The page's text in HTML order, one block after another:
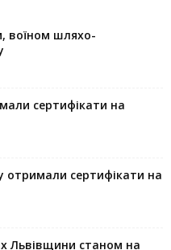
воїном шляхо-
сертифікати на
сертифікати на
Львівщини станом на